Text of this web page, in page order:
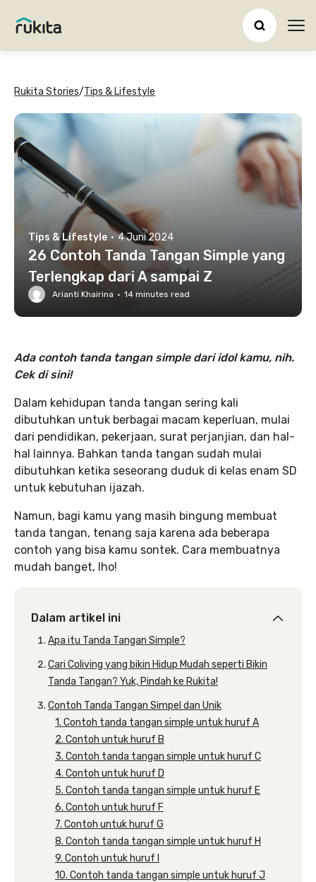
Rukita Stories/Tips & Lifestyle
Tips & Lifestyle · 4 Juni 2024
26 Contoh Tanda Tangan Simple yang
Terlengkap dari A sampai Z
Arianti Khairina · 14 minutes read
Ada contoh tanda tangan simple dari idol kamu, nih.
Cek di sini!
Dalam kehidupan tanda tangan sering kali
dibutuhkan untuk berbagai macam keperluan, mulai
dari pendidikan, pekerjaan, surat perjanjian, dan hal-
hal lainnya. Bahkan tanda tangan sudah mulai
dibutuhkan ketika seseorang duduk di kelas enam SD
untuk kebutuhan ijazah.
Namun, bagi kamu yang masih bingung membuat
tanda tangan, tenang saja karena ada beberapa
contoh yang bisa kamu sontek. Cara membuatnya
mudah banget, lho!
Dalam artikel ini
Apa itu Tanda Tangan Simple?
Cari Coliving yang bikin Hidup Mudah seperti Bikin
Tanda Tangan? Yuk, Pindah ke Rukita!
Contoh Tanda Tangan Simpel dan Unik
1. Contoh tanda tangan simple untuk huruf A
2. Contoh untuk huruf B
3. Contoh tanda tangan simple untuk huruf C
4. Contoh untuk huruf D
5. Contoh tanda tangan simple untuk huruf E
6. Contoh untuk huruf F
7. Contoh untuk huruf G
8. Contoh tanda tangan simple untuk huruf H
9. Contoh untuk huruf I
10. Contoh tanda tangan simple untuk huruf J